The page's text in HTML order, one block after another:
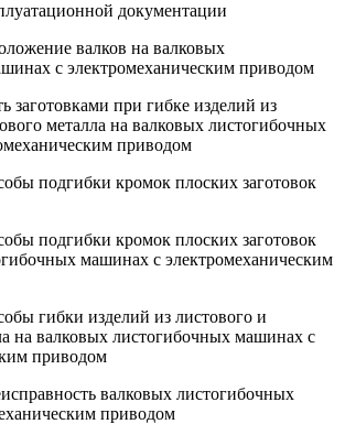
документации
валков на валковых
с электромеханическим приводом
заготовками при гибке изделий из
металла на валковых листогибочных
приводом
подгибки кромок плоских заготовок
подгибки кромок плоских заготовок
машинах с электромеханическим
гибки изделий из листового и
на валковых листогибочных машинах с
приводом
валковых листогибочных
приводом